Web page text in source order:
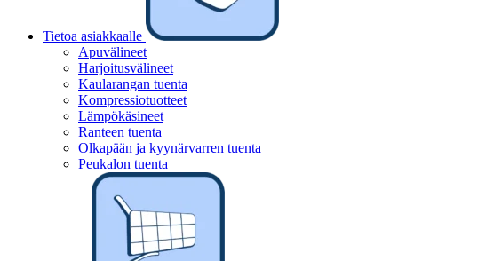
Tietoa asiakkaalle
Apuvälineet
Harjoitusvälineet
Kaularangan tuenta
Kompressiotuotteet
Lämpökäsineet
Ranteen tuenta
Olkapään ja kyynärvarren tuenta
Peukalon tuenta